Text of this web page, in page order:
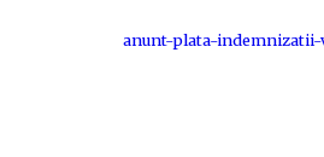
anunt-plata-indemnizatii-